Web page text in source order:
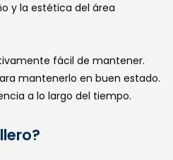
y la estética del área
fácil de mantener.
mantenerlo en buen estado.
a lo largo del tiempo.